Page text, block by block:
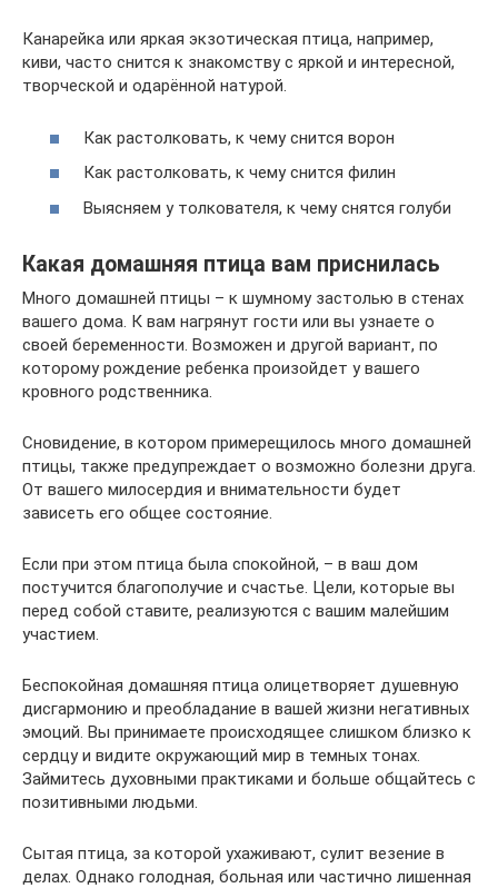
Канарейка или яркая экзотическая птица, например,
киви, часто снится к знакомству с яркой и интересной,
творческой и одарённой натурой.
Как растолковать, к чему снится ворон
Как растолковать, к чему снится филин
Выясняем у толкователя, к чему снятся голуби
Какая домашняя птица вам приснилась
Много домашней птицы – к шумному застолью в стенах
вашего дома. К вам нагрянут гости или вы узнаете о
своей беременности. Возможен и другой вариант, по
которому рождение ребенка произойдет у вашего
кровного родственника.
Сновидение, в котором примерещилось много домашней
птицы, также предупреждает о возможно болезни друга.
От вашего милосердия и внимательности будет
зависеть его общее состояние.
Если при этом птица была спокойной, – в ваш дом
постучится благополучие и счастье. Цели, которые вы
перед собой ставите, реализуются с вашим малейшим
участием.
Беспокойная домашняя птица олицетворяет душевную
дисгармонию и преобладание в вашей жизни негативных
эмоций. Вы принимаете происходящее слишком близко к
сердцу и видите окружающий мир в темных тонах.
Займитесь духовными практиками и больше общайтесь с
позитивными людьми.
Сытая птица, за которой ухаживают, сулит везение в
делах. Однако голодная, больная или частично лишенная